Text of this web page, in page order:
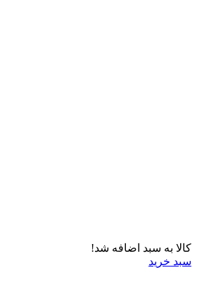
کالا به سبد اضافه شد!
سبد خرید